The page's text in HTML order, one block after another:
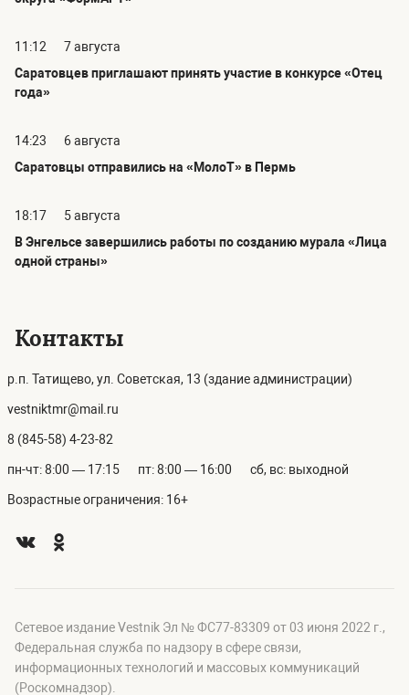
11:12
7 августа
Саратовцев приглашают принять участие в конкурсе «Отец
года»
14:23
6 августа
Саратовцы отправились на «МолоТ» в Пермь
18:17
5 августа
В Энгельсе завершились работы по созданию мурала «Лица
одной страны»
Контакты
р.п. Татищево, ул. Советская, 13 (здание администрации)
vestniktmr@mail.ru
8 (845-58) 4-23-82
пн-чт: 8:00 — 17:15 пт: 8:00 — 16:00 сб, вс: выходной
Возрастные ограничения: 16+
Сетевое издание Vestnik Эл № ФС77-83309 от 03 июня 2022 г.,
Федеральная служба по надзору в сфере связи,
информационных технологий и массовых коммуникаций
(Роскомнадзор).